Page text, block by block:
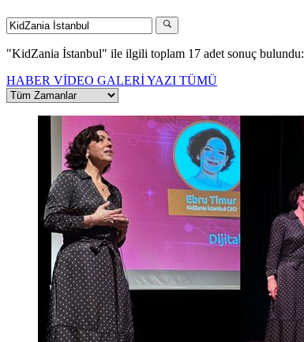
"KidZania İstanbul" ile ilgili toplam 17 adet sonuç bulundu:
HABER VİDEO GALERİYAZI TÜMÜ